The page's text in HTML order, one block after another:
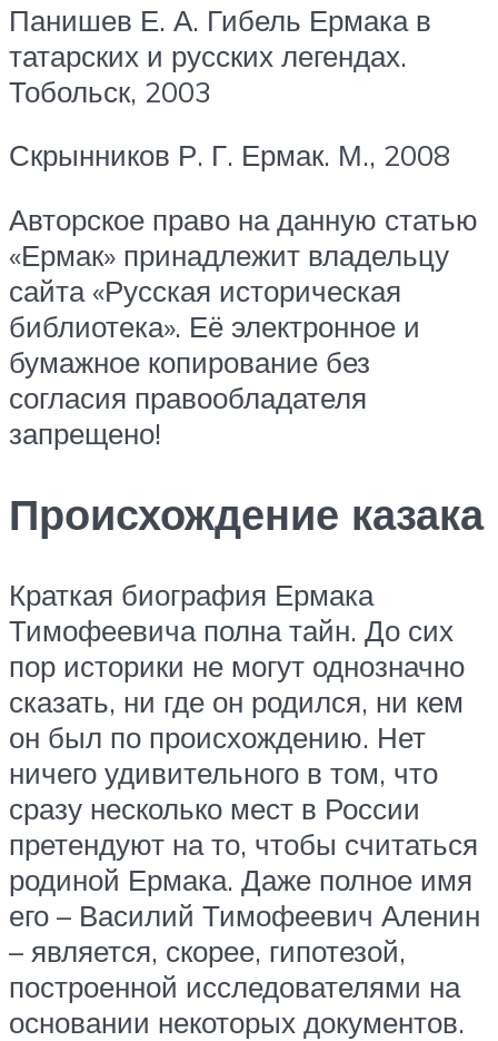
Панишев Е. А. Гибель Ермака в
татарских и русских легендах.
Тобольск, 2003
Скрынников Р. Г. Ермак. М., 2008
Авторское право на данную статью
«Ермак» принадлежит владельцу
сайта «Русская историческая
библиотека». Её электронное и
бумажное копирование без
согласия правообладателя
запрещено!
Происхождение казака
Краткая биография Ермака
Тимофеевича полна тайн. До сих
пор историки не могут однозначно
сказать, ни где он родился, ни кем
он был по происхождению. Нет
ничего удивительного в том, что
сразу несколько мест в России
претендуют на то, чтобы считаться
родиной Ермака. Даже полное имя
его – Василий Тимофеевич Аленин
– является, скорее, гипотезой,
построенной исследователями на
основании некоторых документов.